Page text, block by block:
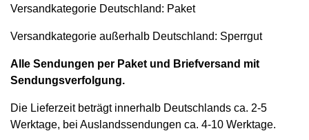
Versandkategorie Deutschland: Paket
Versandkategorie außerhalb Deutschland: Sperrgut
Alle Sendungen per Paket und Briefversand mit
Sendungsverfolgung.
Die Lieferzeit beträgt innerhalb Deutschlands ca. 2-5
Werktage, bei Auslandssendungen ca. 4-10 Werktage.